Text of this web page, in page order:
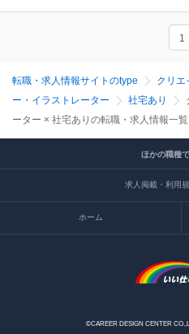
1
転職・求人情報サイトのtype クリエ
ー・イラストレーター
社宅あり
ーター × 社宅ありの転職・求人情報一覧
ほかの職種
求人掲載・利用
ホーム
©CAREER DESIGN CENTER